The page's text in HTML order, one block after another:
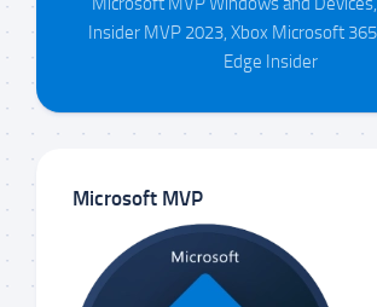
Insider MVP 2023, Xbox Microsoft
Edge Insider
Microsoft MVP